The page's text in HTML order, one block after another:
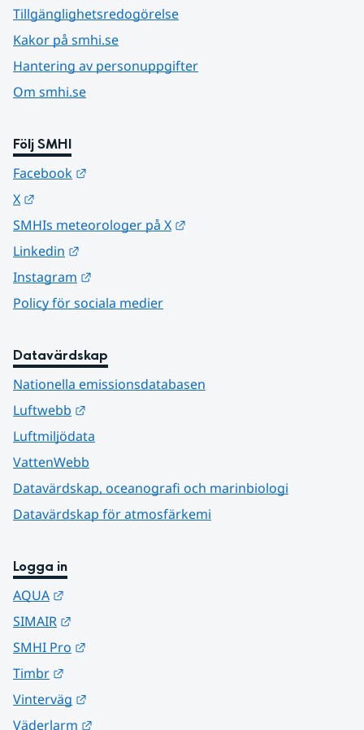
Tillgänglighetsredogörelse
Kakor på smhi.se
Hantering av personuppgifter
Om smhi.se
Följ SMHI
Facebook
X
SMHIs meteorologer på X
Linkedin
Instagram
Policy för sociala medier
Datavärdskap
Nationella emissionsdatabasen
Luftwebb
Luftmiljödata
VattenWebb
Datavärdskap, oceanografi och marinbiologi
Datavärdskap för atmosfärkemi
Logga in
AQUA
SIMAIR
SMHI Pro
Timbr
Vinterväg
Väderlarm